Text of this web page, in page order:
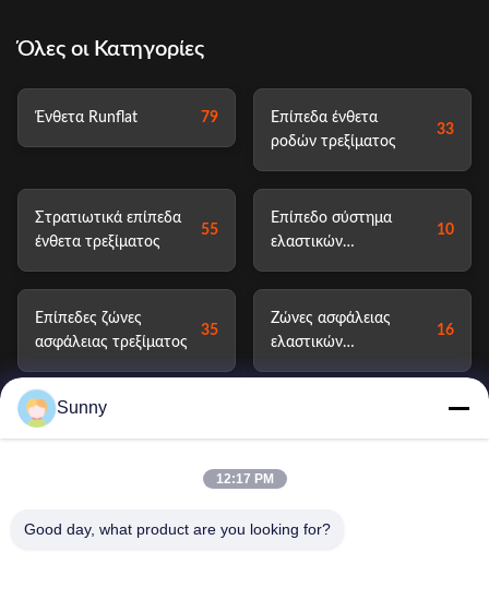
Όλες οι Κατηγορίες
Ένθετα Runflat 79
Επίπεδα ένθετα
ροδών τρεξίματος
33
Στρατιωτικά επίπεδα
ένθετα τρεξίματος
55
Επίπεδο σύστημα
ελαστικών
τρεξίματος
10
Επίπεδες ζώνες
ασφάλειας τρεξίματος
35
Ζώνες ασφάλειας
ελαστικών
16
Συστήματα ροδών
Runflat
τρεξίματος για τις
15
τρεξίματος
Sunny
12:17 PM
Good day, what product are you looking for?